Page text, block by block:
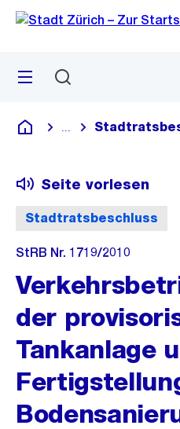
Navigation
Sprunglink
Menü
Deutsch
Blende alle
Stadtratsbeschluss
Seite vorlesen
StRB Nr. 1719/2010
der
Tankanlage